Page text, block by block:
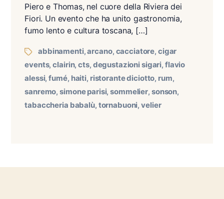
Piero e Thomas, nel cuore della Riviera dei
Fiori. Un evento che ha unito gastronomia,
fumo lento e cultura toscana, […]
abbinamenti,arcano, cacciatore,cigar
events,clairin,cts, degustazioni sigari, flavio
alessi,fumé, haiti, ristorante diciotto, rum,
sanremo,simone parisi,sommelier, sonson,
tabaccheria babalù, tornabuoni,velier